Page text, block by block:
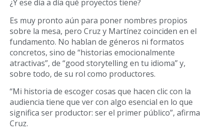
¿Y ese día a día qué proyectos tiene?
Es muy pronto aún para poner nombres propios
sobre la mesa, pero Cruz y Martínez coinciden en el
fundamento. No hablan de géneros ni formatos
concretos, sino de “historias emocionalmente
atractivas”, de “good storytelling en tu idioma” y,
sobre todo, de su rol como productores.
“Mi historia de escoger cosas que hacen clic con la
audiencia tiene que ver con algo esencial en lo que
significa ser productor: ser el primer público”, afirma
Cruz.